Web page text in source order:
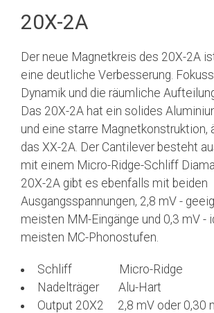
20X-2A
Der neue Magnetkreis des 20X-2A
eine deutliche Verbesserung.
Dynamik und die räumliche
Das 20X-2A hat ein solides
und eine starre Magnetkonstruktion,
das XX-2A. Der Cantilever besteht
mit einem Micro-Ridge-Schliff
20X-2A gibt es ebenfalls mit beiden
Ausgangsspannungen, 2,8 mV -
meisten MM-Eingänge und 0,3 mV -
meisten MC-Phonostufen.
Schliff Micro-Ridge
Nadelträger Alu-Hart
Output 20X2 2,8 mV oder 0,30